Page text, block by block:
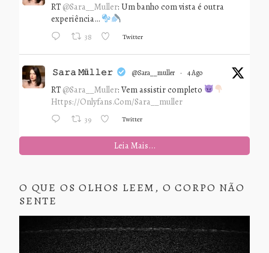
RT @Sara__Muller: Um banho com vista é outra
experiência…
38 Twitter
𝚂𝚊𝚛𝚊 𝙼ü𝚕𝚕𝚎𝚛 @sara__muller · 4 Ago
RT @Sara__Muller: Vem assistir completo
Https://onlyfans.com/sara__muller
39 Twitter
Leia Mais...
O QUE OS OLHOS LEEM, O CORPO NÃO
SENTE
de
vídeo